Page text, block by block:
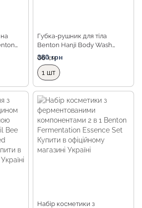
Губка-рушник для тіла
Benton Hanji Body Wash
Towel
380 грн
Об `єм
1 шт
Набір косметики з